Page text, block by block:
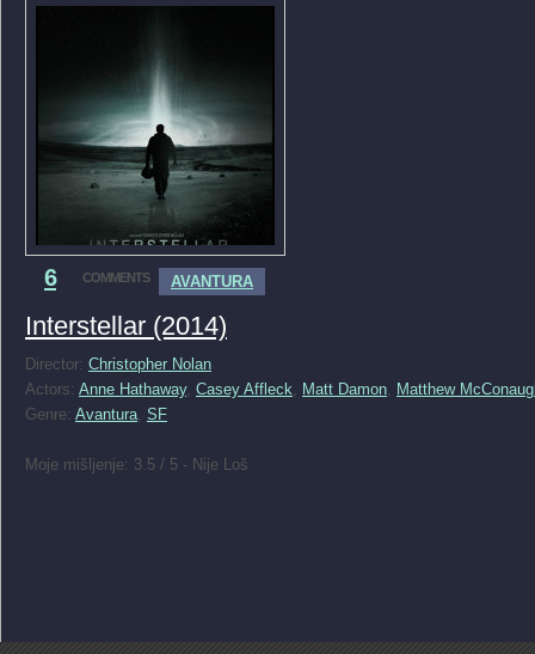
6 COMMENTS AVANTURA
Interstellar (2014)
Director: Christopher Nolan
Actors: Anne Hathaway, Casey Affleck Matt Damon
Matthew
Genre: Avantura SF
Moje mišljenje: 3.5 / 5 - Nije Loš